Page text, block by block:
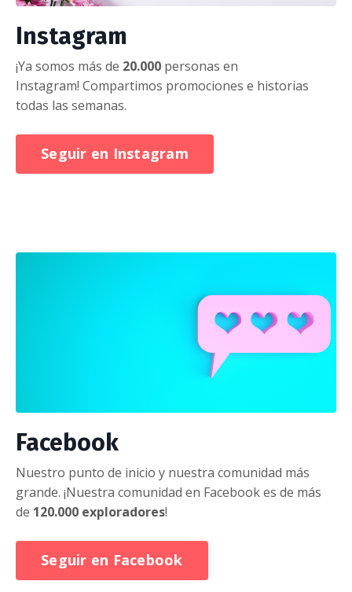
Instagram
¡Ya somos más de 20.000 personas en
Instagram! Compartimos promociones e historias
todas las semanas.
Seguir en Instagram
Facebook
Nuestro punto de inicio y nuestra comunidad más
grande. ¡Nuestra comunidad en Facebook es de más
de 120.000 exploradores!
Seguir en Facebook